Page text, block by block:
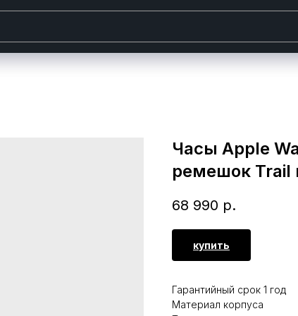
Часы Apple
ремешок Trail
68 990 р.
купить
Гарантийный срок 1 год
Материал корпуса